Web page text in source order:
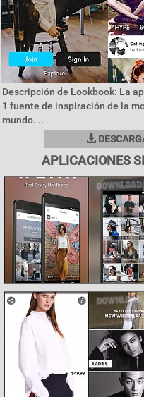
Descripción de Lookbook: La
1 fuente de inspiración de la
mundo. ..
APLICACIONES